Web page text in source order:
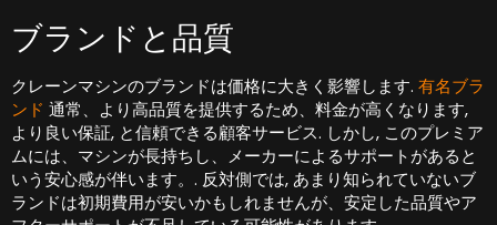
ブランドと品質
クレーンマシンのブランドは価格に大きく影響します. 有名ブラ
ンド 通常、より高品質を提供するため、料金が高くなります,
より良い保証, と信頼できる顧客サービス. しかし, このプレミア
ムには、マシンが長持ちし、メーカーによるサポートがあると
いう安心感が伴います。. 反対側では, あまり知られていないブ
ランドは初期費用が安いかもしれませんが、安定した品質やア